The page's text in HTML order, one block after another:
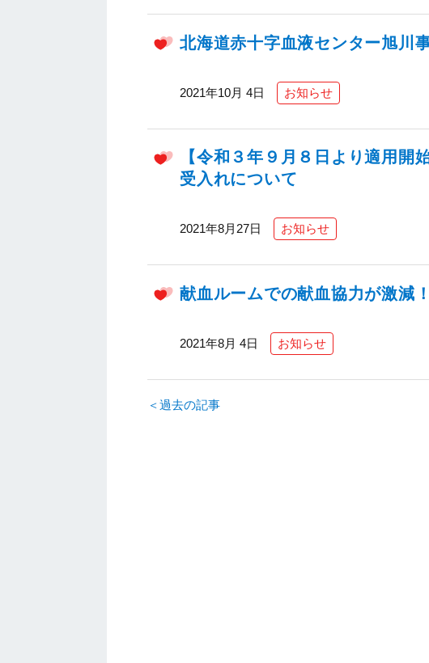
北海道赤十字血液センター旭川
2021年10月 4日 お知らせ
【令和３年９月８日より適用開
受入れについて
2021年8月27日 お知らせ
献血ルームでの献血協力が激減
2021年8月 4日 お知らせ
＜過去の記事